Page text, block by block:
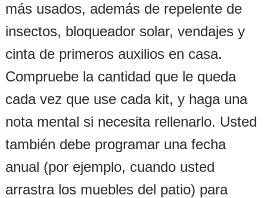
más usados, además de repelente de
insectos, bloqueador solar, vendajes y
cinta de primeros auxilios en casa.
Compruebe la cantidad que le queda
cada vez que use cada kit, y haga una
nota mental si necesita rellenarlo. Usted
también debe programar una fecha
anual (por ejemplo, cuando usted
arrastra los muebles del patio) para